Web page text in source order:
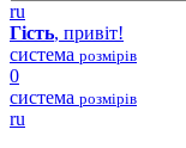
ru
Гість, привіт!
система розмірів
0
система розмірів
ru